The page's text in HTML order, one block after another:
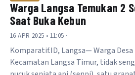
Warga Langsa Temukan 2
Saat Buka Kebun
16 APR 2025 • 11:05 ·
Komparatif.ID, Langsa— Warga
Kecamatan Langsa Timur, tidak